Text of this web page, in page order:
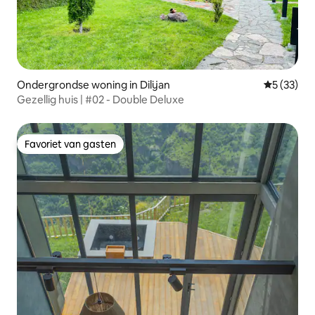
Ondergrondse woning in Dilijan
5 (33)
Gezellig huis | #02 - Double Deluxe
Favoriet van gasten
Favoriet van gasten